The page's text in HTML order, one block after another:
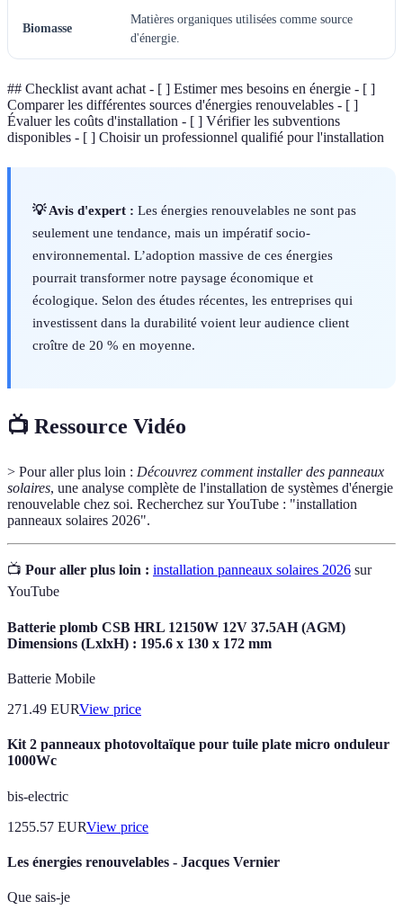
Biomasse
Matières organiques utilisées comme source
d'énergie.
## Checklist avant achat - [ ] Estimer mes besoins en énergie - [ ]
Comparer les différentes sources d'énergies renouvelables - [ ]
Évaluer les coûts d'installation - [ ] Vérifier les subventions
disponibles - [ ] Choisir un professionnel qualifié pour l'installation
💡 Avis d'expert : Les énergies renouvelables ne sont pas
seulement une tendance, mais un impératif socio-
environnemental. L’adoption massive de ces énergies
pourrait transformer notre paysage économique et
écologique. Selon des études récentes, les entreprises qui
investissent dans la durabilité voient leur audience client
croître de 20 % en moyenne.
📺 Ressource Vidéo
> Pour aller plus loin : Découvrez comment installer des panneaux
solaires, une analyse complète de l'installation de systèmes d'énergie
renouvelable chez soi. Recherchez sur YouTube : "installation
panneaux solaires 2026".
📺 Pour aller plus loin : installation panneaux solaires 2026 sur
YouTube
Batterie plomb CSB HRL 12150W 12V 37.5AH (AGM)
Dimensions (LxlxH) : 195.6 x 130 x 172 mm
Batterie Mobile
271.49 EURView price
Kit 2 panneaux photovoltaïque pour tuile plate micro onduleur
1000Wc
bis-electric
1255.57 EURView price
Les énergies renouvelables - Jacques Vernier
Que sais-je